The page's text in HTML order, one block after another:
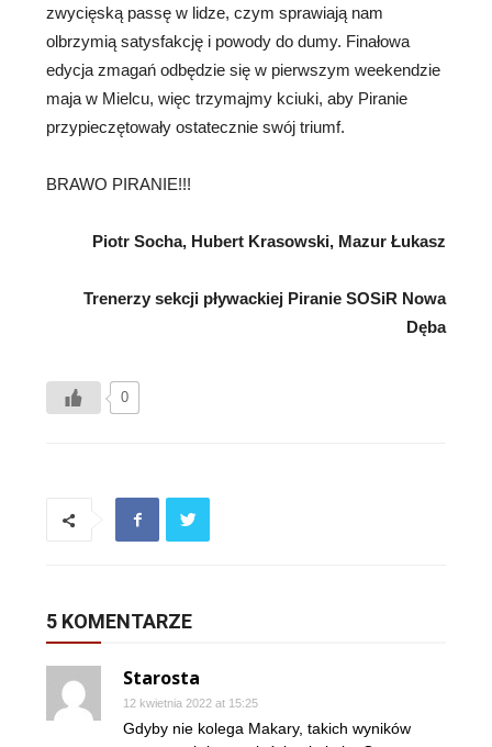
zwycięską passę w lidze, czym sprawiają nam
olbrzymią satysfakcję i powody do dumy. Finałowa
edycja zmagań odbędzie się w pierwszym weekendzie
maja w Mielcu, więc trzymajmy kciuki, aby Piranie
przypieczętowały ostatecznie swój triumf.
BRAWO PIRANIE!!!
Piotr Socha, Hubert Krasowski, Mazur Łukasz
Trenerzy sekcji pływackiej Piranie SOSiR Nowa
Dęba
0
5 KOMENTARZE
Starosta
12 kwietnia 2022 at 15:25
Gdyby nie kolega Makary, takich wyników